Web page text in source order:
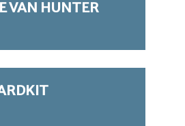
VAN HUNTER